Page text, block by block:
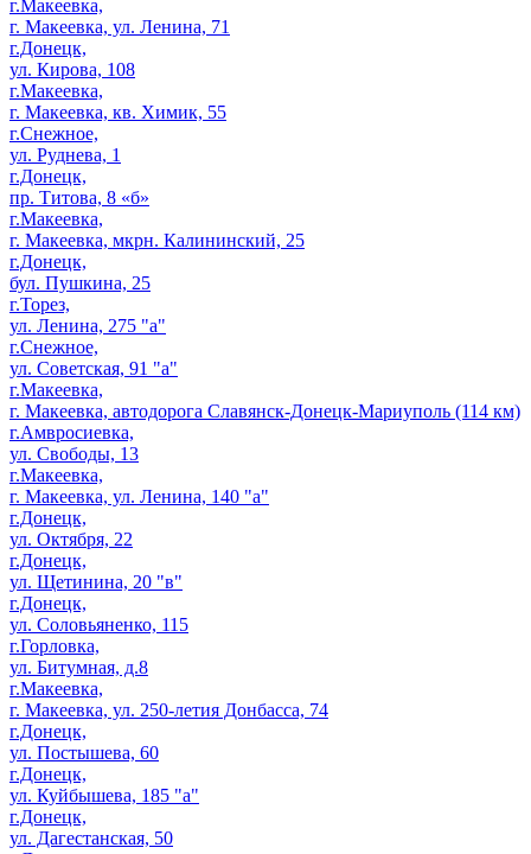
г.Макеевка,
г. Макеевка, ул. Ленина, 71
г.Донецк,
ул. Кирова, 108
г.Макеевка,
г. Макеевка, кв. Химик, 55
г.Снежное,
ул. Руднева, 1
г.Донецк,
пр. Титова, 8 «б»
г.Макеевка,
г. Макеевка, мкрн. Калининский, 25
г.Донецк,
бул. Пушкина, 25
г.Торез,
ул. Ленина, 275 "а"
г.Снежное,
ул. Советская, 91 "а"
г.Макеевка,
г. Макеевка, автодорога Славянск-Донецк-Мариуполь (114 км)
г.Амвросиевка,
ул. Свободы, 13
г.Макеевка,
г. Макеевка, ул. Ленина, 140 "а"
г.Донецк,
ул. Октября, 22
г.Донецк,
ул. Щетинина, 20 "в"
г.Донецк,
ул. Соловьяненко, 115
г.Горловка,
ул. Битумная, д.8
г.Макеевка,
г. Макеевка, ул. 250-летия Донбасса, 74
г.Донецк,
ул. Постышева, 60
г.Донецк,
ул. Куйбышева, 185 "а"
г.Донецк,
ул. Дагестанская, 50